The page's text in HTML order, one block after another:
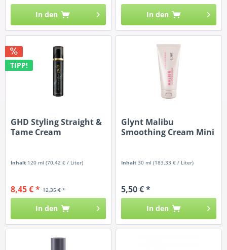
In den In den
TIPP!
GHD Styling Straight &
Tame Cream
Inhalt 120 ml(70,42 € / Liter)
12,35 € *
8,45 € *
In den
Glynt Malibu
Smoothing Cream Mini
Inhalt30 ml(183,33 € / Liter)
5,50 € *
In den